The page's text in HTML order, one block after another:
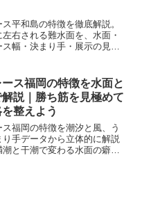
平和島の特徴を徹底解説。
右される難水面を、水面・
ス幅・決まり手・展示の見方
ス福岡の特徴を水面と
説｜勝ち筋を見極めて
整えよう
福岡の特徴を潮汐と風、う
り手データから立体的に解説
潮と干潮で変わる水面の癖を